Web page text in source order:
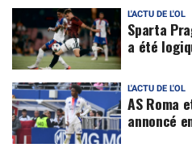
L'ACTU DE L'OL
Sparta
a été
L'ACTU DE L'OL
AS Roma
annoncé